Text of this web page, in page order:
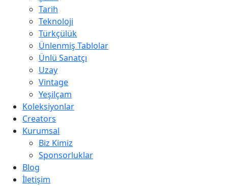
Tarih
Teknoloji
Türkçülük
Ünlenmiş Tablolar
Ünlü Sanatçı
Uzay
Vintage
Yeşilçam
Koleksiyonlar
Creators
Kurumsal
Biz Kimiz
Sponsorluklar
Blog
İletişim